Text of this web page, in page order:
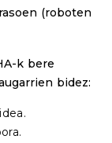
(roboten
k bere
bidez: